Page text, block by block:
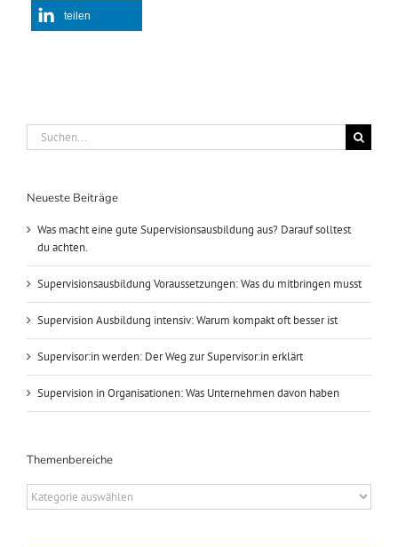
teilen
Suche
nach:
Neueste Beiträge
Was macht eine gute Supervisionsausbildung aus? Darauf solltest
du achten.
Supervisionsausbildung Voraussetzungen: Was du mitbringen musst
Supervision Ausbildung intensiv: Warum kompakt oft besser ist
Supervisor:in werden: Der Weg zur Supervisor:in erklärt
Supervision in Organisationen: Was Unternehmen davon haben
Themenbereiche
Themenbereiche